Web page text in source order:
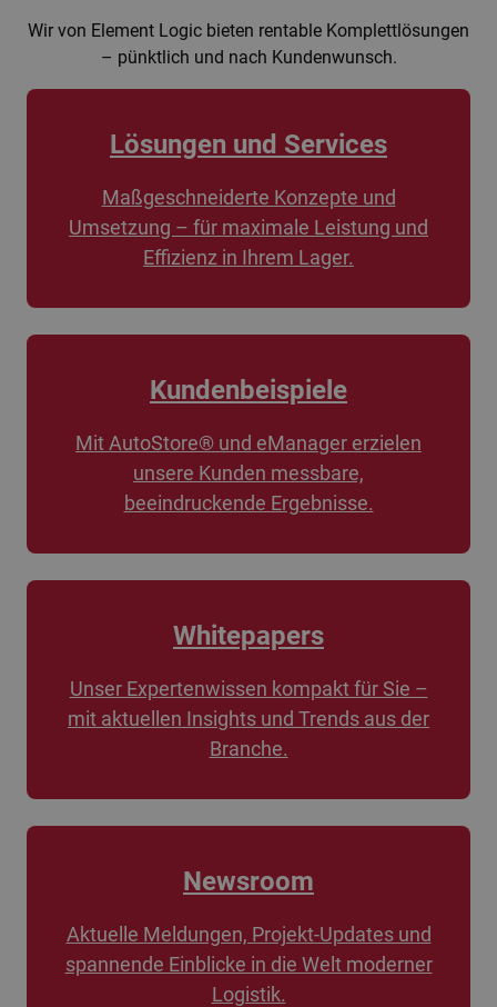
Wir von Element Logic bieten rentable Komplettlösungen
– pünktlich und nach Kundenwunsch.
Lösungen und Services
Maßgeschneiderte Konzepte und
Umsetzung – für maximale Leistung und
Effizienz in Ihrem Lager.
Kundenbeispiele
Mit AutoStore® und eManager erzielen
unsere Kunden messbare,
beeindruckende Ergebnisse.
Whitepapers
Unser Expertenwissen kompakt für Sie –
mit aktuellen Insights und Trends aus der
Branche.
Newsroom
Aktuelle Meldungen, Projekt-Updates und
spannende Einblicke in die Welt moderner
Logistik.